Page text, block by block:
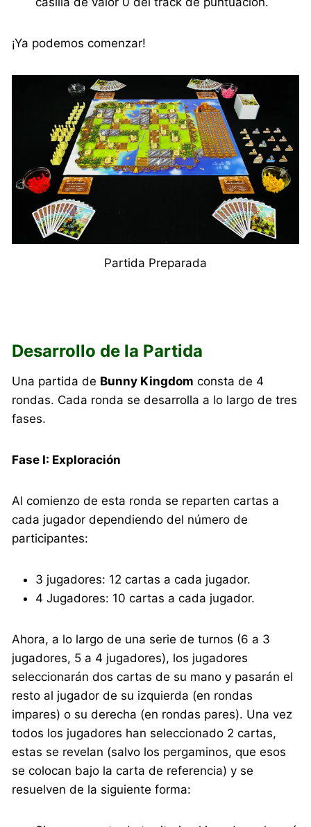
¡Ya podemos comenzar!
Partida Preparada
Desarrollo de la Partida
Una partida de Bunny Kingdom consta de 4
rondas. Cada ronda se desarrolla a lo largo de tres
fases.
Fase I: Exploración
Al comienzo de esta ronda se reparten cartas a
cada jugador dependiendo del número de
participantes:
3 jugadores: 12 cartas a cada jugador.
4 Jugadores: 10 cartas a cada jugador.
Ahora, a lo largo de una serie de turnos (6 a 3
jugadores, 5 a 4 jugadores), los jugadores
seleccionarán dos cartas de su mano y pasarán el
resto al jugador de su izquierda (en rondas
impares) o su derecha (en rondas pares). Una vez
todos los jugadores han seleccionado 2 cartas,
estas se revelan (salvo los pergaminos, que esos
se colocan bajo la carta de referencia) y se
resuelven de la siguiente forma: